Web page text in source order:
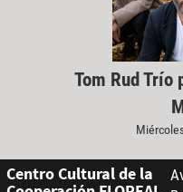
Tom Rud Trío
Centro Cultural de la